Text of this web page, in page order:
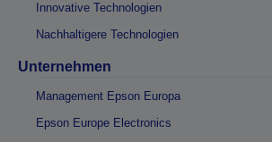
Innovative Technologien
Nachhaltigere Technologien
Unternehmen
Management Epson Europa
Epson Europe Electronics